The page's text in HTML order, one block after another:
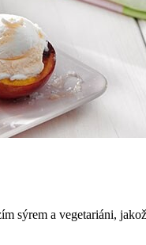
sýrem a vegetariáni,